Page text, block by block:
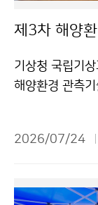
제3차 해양
기상청 국립기
해양환경 관측기
2026/07/24